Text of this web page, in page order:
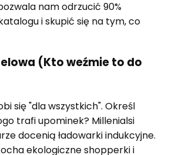
nam odrzucić 90%
i skupić się na tym, co
(Kto weźmie to do
się "dla wszystkich". Określ
trafi upominek? Millenialsi
docenią ładowarki indukcyjne.
ekologiczne shopperki i